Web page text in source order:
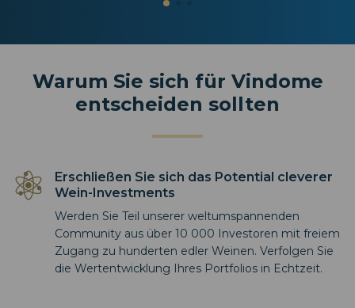
Warum Sie sich für Vindome
entscheiden sollten
Erschließen Sie sich das Potential cleverer
Wein-Investments
Werden Sie Teil unserer weltumspannenden
Community aus über 10 000 Investoren mit freiem
Zugang zu hunderten edler Weinen. Verfolgen Sie
die Wertentwicklung Ihres Portfolios in Echtzeit.